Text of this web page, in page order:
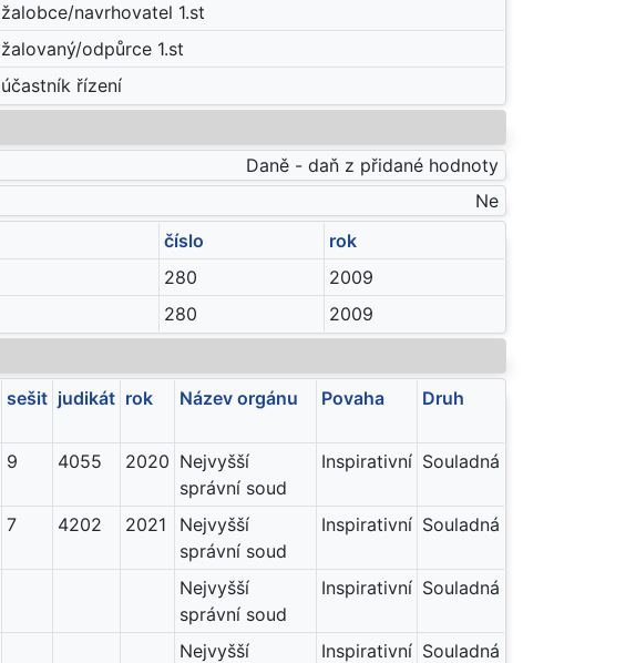
žalobce/navrhovatel 1.st
žalovaný/odpůrce 1.st
účastník řízení
Daně - daň z přidané hodnoty
Ne
číslo
rok
280
2009
280
2009
sešit judikát rok Název orgánu Povaha Druh
9 4055 2020 Nejvyšší
správní soud
Inspirativní Souladná
7 4202 2021
Nejvyšší
správní soud
Inspirativní Souladná
Nejvyšší
správní soud
Inspirativní Souladná
Nejvyšší
Inspirativní Souladná